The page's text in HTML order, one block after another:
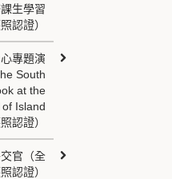
生學習
認證）
專題演
South
at the
Island
認證）
官（全
認證）